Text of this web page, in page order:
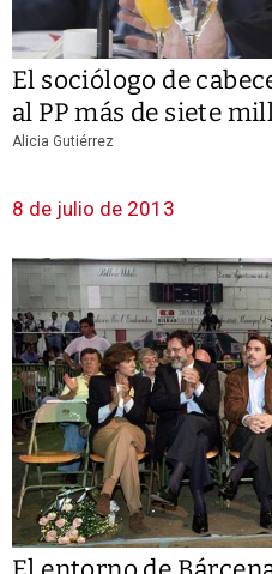
El sociólogo de
al PP más de siete
Alicia Gutiérrez
8 de julio de 2013